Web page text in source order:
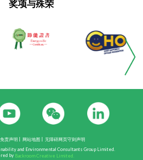
奖项与殊荣
免责声明 | 网站地图 | 无障碍网页守则声明
and Environmental Consultants Group Limited.
by Backroom Creative Limited.